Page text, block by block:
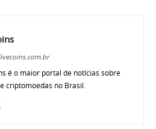
é o maior portal de notícias sobre
criptomoedas no Brasil.